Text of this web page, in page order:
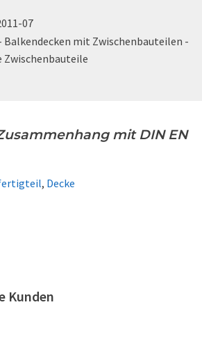
07
mit Zwischenbauteilen -
Zwischenbauteile
mit DIN EN
, Decke
Kunden